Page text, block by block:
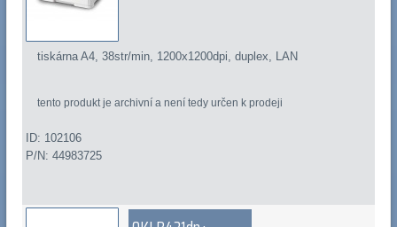
tiskárna A4, 38str/min, 1200x1200dpi, duplex, LAN
tento produkt je archivní a není tedy určen k prodeji
ID: 102106
P/N: 44983725